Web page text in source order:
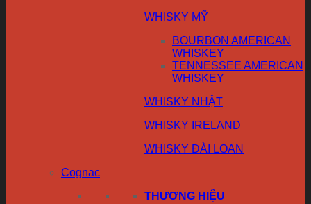
WHISKY MỸ
BOURBON AMERICAN
WHISKEY
TENNESSEE AMERICAN
WHISKEY
WHISKY NHẬT
WHISKY IRELAND
WHISKY ĐÀI LOAN
Cognac
THƯƠNG HIỆU